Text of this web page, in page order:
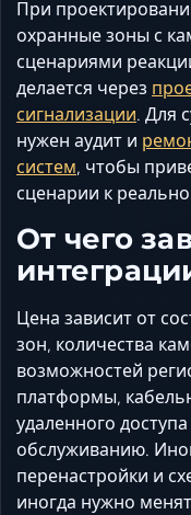
При
охранные зоны с
сценариями
делается через
сигнализации. Для
нужен аудит и
систем, чтобы
сценарии к
От чего
Цена зависит от
зон, количества
возможностей
платформы,
удаленного
обслуживанию.
перенастройки и
иногда нужно